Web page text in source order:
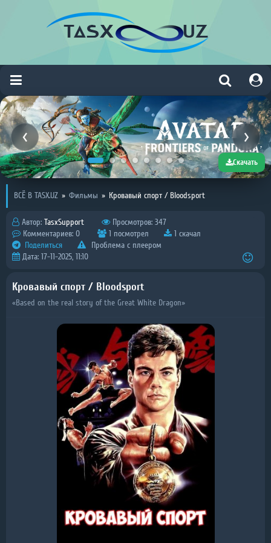
Скачать
ВСЁ В TASX.UZ » Фильмы » Кровавый спорт / Bloodsport
Автор: TasxSupport
Просмотров: 347
Комментариев: 0
1 посмотрел
1 скачал
Поделиться
Проблема с плеером
Дата: 17-11-2025, 11:10
Кровавый спорт / Bloodsport
«Based on the real story of the Great White Dragon»